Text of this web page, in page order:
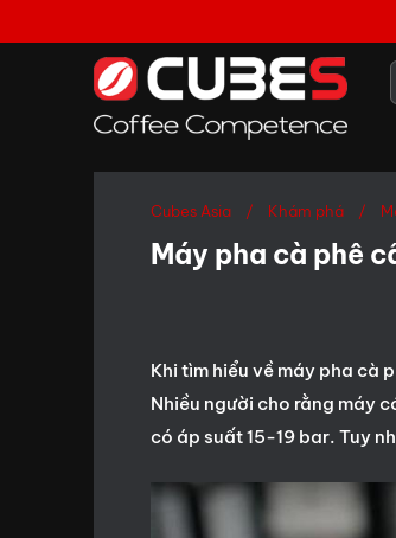
Cubes Asia Khám phá
Máy pha cà phê
Khi tìm hiểu về máy pha cà
Nhiều người cho rằng máy
có áp suất 15-19 bar. Tuy